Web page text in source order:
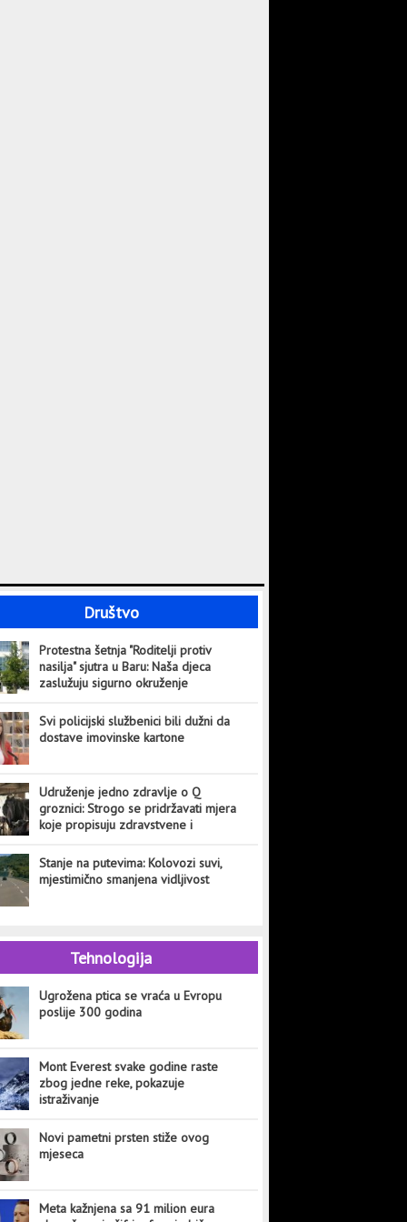
Društvo
Protestna šetnja "Roditelji protiv
nasilja" sjutra u Baru: Naša djeca
zaslužuju sigurno okruženje
Svi policijski službenici bili dužni da
dostave imovinske kartone
Udruženje jedno zdravlje o Q
groznici: Strogo se pridržavati mjera
koje propisuju zdravstvene i
Stanje na putevima: Kolovozi suvi,
mjestimično smanjena vidljivost
Tehnologija
Ugrožena ptica se vraća u Evropu
poslije 300 godina
Mont Everest svake godine raste
zbog jedne reke, pokazuje
istraživanje
Novi pametni prsten stiže ovog
mjeseca
Meta kažnjena sa 91 milion eura